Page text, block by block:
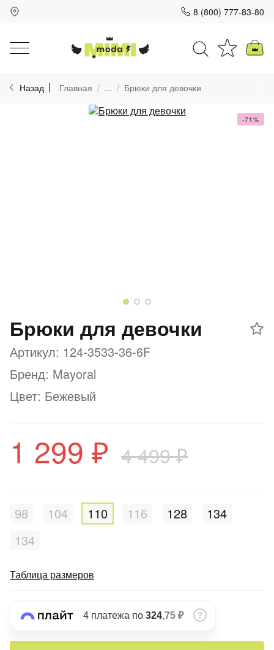
8 (800) 777-83-80
Назад Главная ... Брюки для девочки
-71%
Брюки для девочки
Артикул: 124-3533-36-6F
Бренд: Mayoral
Цвет: Бежевый
1 299 ₽ 4 499 ₽
98 104 110 116 128
134
134
Таблица размеров
4 платежа по 324,75 ₽
Для клиентов всех банков
Разбейте
на части
Добавляйте товары
Оплачивайте сегодня только
25% картой любого банка
Оставшиеся
% будут
8 800 302-02-51